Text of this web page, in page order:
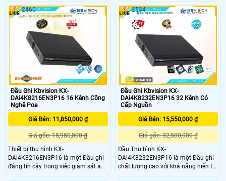
hợp bên trong, băng thông đầu vào
40Mbps và đầu ra 60Mbps, giúp
tăng cường hiệu suất truyền tải dữ
liệu hình ảnh giám sát.
chuẩn nén video H265+, độ phân
giải ghi hình tối đa 4MP, đặc biệt là
trang bị 4 cổng POE vừa kết nối vừa
cấp nguồn cho camera dễ dàng.
Đầu Ghi Kbvision KX-
DAi4K8216EN3P16 16 Kênh Công
Nghệ Poe
Giá Bán: 11,850,000 ₫
Giá gốc: 18,980,000 ₫
Thiết bị thu hình KX-
DAi4K8216EN3P16 là một Đầu ghi
đáng tin cậy trong việc giám sát an
ninh. Với tính năng ONVIF, Đầu ghi
2460
Đầu Ghi Kbvision KX-
DAi4K8232EN3P16 32 Kênh Có
Cấp Nguồn
Giá Bán: 15,550,000 ₫
Giá gốc: 32,500,000 ₫
Đầu Thu hình KX-
DAi4K8232EN3P16 là một Đầu ghi
chất lượng cao với khả năng hiển thị
hình ảnh sắc nét. Nó có khả năng
2534